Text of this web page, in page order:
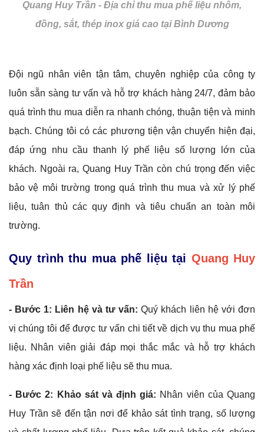
Quang Huy Trần - Địa chỉ thu mua phế liệu nhôm,
đồng, sắt, thép inox giá cao tại Bình Dương
Đội ngũ nhân viên tận tâm, chuyên nghiệp của công ty
luôn sẵn sàng tư vấn và hỗ trợ khách hàng 24/7, đảm bảo
quá trình thu mua diễn ra nhanh chóng, thuận tiện và minh
bạch. Chúng tôi có các phương tiện vận chuyển hiện đại,
đáp ứng nhu cầu thanh lý phế liệu số lượng lớn của
khách. Ngoài ra, Quang Huy Trần còn chú trọng đến việc
bảo vệ môi trường trong quá trình thu mua và xử lý phế
liệu, tuân thủ các quy định và tiêu chuẩn an toàn môi
trường.
Quy trình thu mua phế liệu tại Quang Huy
Trần
- Bước 1: Liên hệ và tư vấn:Quý khách liên hệ với đơn
vị chúng tôi để được tư vấn chi tiết về dịch vụ thu mua phế
liệu. Nhân viên giải đáp mọi thắc mắc và hỗ trợ khách
hàng xác định loại phế liệu sẽ thu mua.
- Bước 2: Khảo sát và định giá: Nhân viên của Quang
Huy Trần sẽ đến tận nơi để khảo sát tình trạng, số lượng